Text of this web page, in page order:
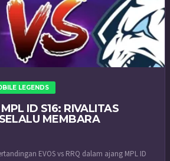
LEGENDS
ID S16: RIVALITAS
MEMBARA
EVOS vs RRQ dalam ajang MPL ID